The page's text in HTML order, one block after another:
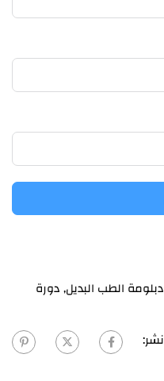
دبلومة الطب البديل,دورة
نشر: